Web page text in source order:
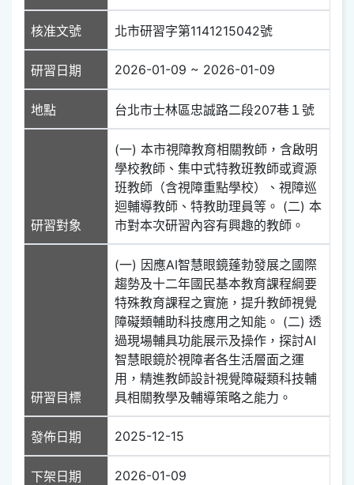
核准文號 北市研習字第1141215042號
研習日期 2026-01-09 ~ 2026-01-09
地點 台北市士林區忠誠路二段207巷１號
研習對象
(一) 本市視障教育相關教師，含啟明
學校教師、集中式特教班教師或資源
班教師（含視障重點學校）、視障巡
迴輔導教師、特教助理員等。 (二) 本
市對本次研習內容有興趣的教師。
研習目標
(一) 因應AI智慧眼鏡蓬勃發展之國際
趨勢及十二年國民基本教育課程綱要
特殊教育課程之實施，提升教師視覺
障礙類輔助科技應用之知能。 (二) 透
過現場輔具功能展示及操作，探討AI
智慧眼鏡於視障者各生活層面之運
用，精進教師設計視覺障礙類科技輔
具相關教學及輔導策略之能力。
發佈日期 2025-12-15
下架日期 2026-01-09